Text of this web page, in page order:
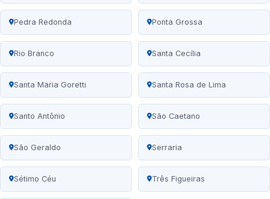
Pedra Redonda Ponta Grossa
Rio Branco Santa Cecília
Santa Maria Goretti Santa Rosa de Lima
Santo Antônio São Caetano
São Geraldo Serraria
Sétimo Céu Três Figueiras